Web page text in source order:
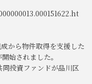
から物件取得を支援した
始されました。
投資ファンドが品川区